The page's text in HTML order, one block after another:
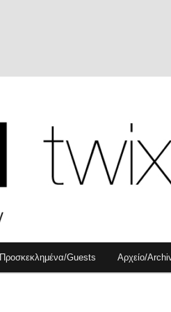
Προσκεκλημένα/Guests Αρχείο/